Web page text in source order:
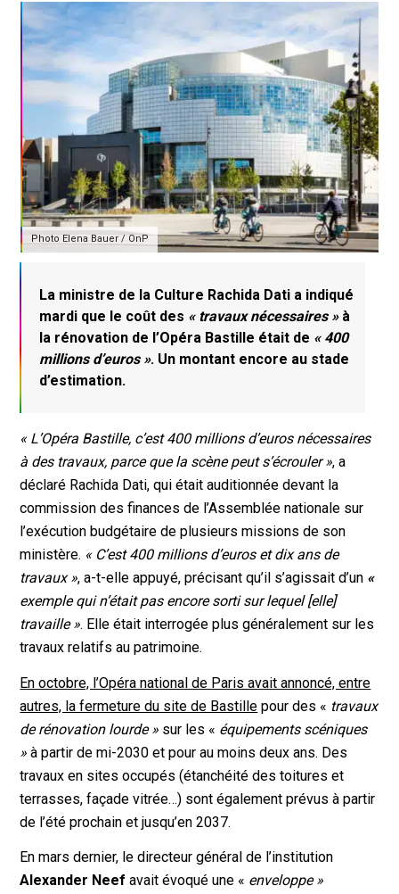
Photo Elena Bauer / OnP
La ministre de la Culture Rachida Dati a indiqué
mardi que le coût des « travaux nécessaires »à
la rénovation de l’Opéra Bastille était de « 400
millions d’euros ». Un montant encore au stade
d’estimation.
« L’Opéra Bastille, c’est 400 millions d’euros nécessaires
à des travaux, parce que la scène peut s’écrouler », a
déclaré Rachida Dati, qui était auditionnée devant la
commission des finances de l’Assemblée nationale sur
l’exécution budgétaire de plusieurs missions de son
ministère. « C’est 400 millions d’euros et dix ans de
travaux », a-t-elle appuyé, précisant qu’il s’agissait d’un «
exemple qui n’était pas encore sorti sur lequel [elle]
travaille ». Elle était interrogée plus généralement sur les
travaux relatifs au patrimoine.
En octobre, l’Opéra national de Paris avait annoncé, entre
autres, la fermeture du site de Bastille pour des « travaux
de rénovation lourde » sur les « équipements scéniques
» à partir de mi-2030 et pour au moins deux ans. Des
travaux en sites occupés (étanchéité des toitures et
terrasses, façade vitrée…) sont également prévus à partir
de l’été prochain et jusqu’en 2037.
En mars dernier, le directeur général de l’institution
Alexander Neef avait évoqué une « enveloppe »